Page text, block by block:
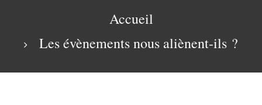
Accueil
Les évènements nous aliènent-ils ?